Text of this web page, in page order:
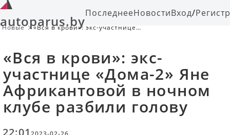
autoparus.byПоследнееНовостиВход/
Новые
«Вся в крови»: экс-участнице
«Вся в крови»: экс-
участнице «Дома-2» Яне
Африкантовой в ночном
клубе разбили голову
22:01